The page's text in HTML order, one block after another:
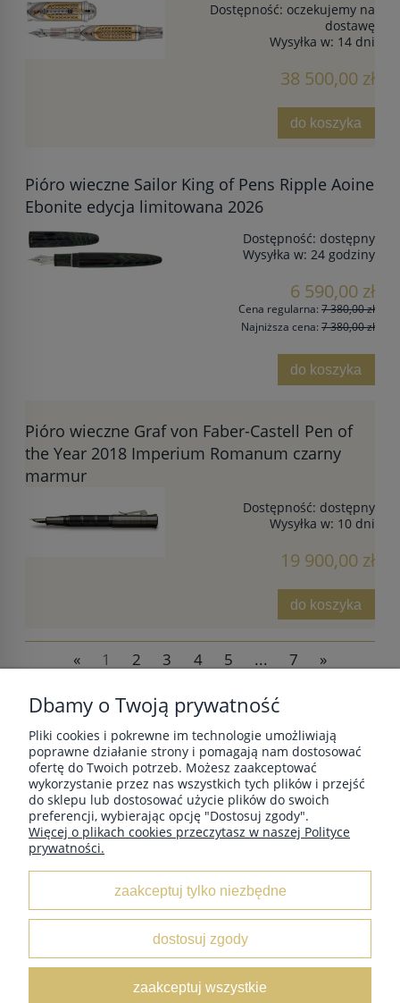
Dostępność: oczekujemy na
dostawę
Wysyłka w: 14 dni
38 500,00 zł
do koszyka
Pióro wieczne Sailor King of Pens Ripple Aoine
Ebonite edycja limitowana 2026
Dostępność: dostępny
Wysyłka w: 24 godziny
6 590,00 zł
Cena regularna: 7 380,00 zł
Najniższa cena: 7 380,00 zł
do koszyka
Pióro wieczne Graf von Faber-Castell Pen of
the Year 2018 Imperium Romanum czarny
marmur
Dostępność: dostępny
Wysyłka w: 10 dni
19 900,00 zł
do koszyka
« 1 2 3 4 5 ... 7 »
POMOC
MOJE KONTO
PŁATNOŚCI I DOSTAWA
O NAS
Dbamy o Twoją prywatność
Pliki cookies i pokrewne im technologie umożliwiają
poprawne działanie strony i pomagają nam dostosować
ofertę do Twoich potrzeb. Możesz zaakceptować
wykorzystanie przez nas wszystkich tych plików i przejść
do sklepu lub dostosować użycie plików do swoich
preferencji, wybierając opcję "Dostosuj zgody".
Więcej o plikach cookies przeczytasz w naszej Polityce
prywatności.
zaakceptuj tylko niezbędne
dostosuj zgody
zaakceptuj wszystkie